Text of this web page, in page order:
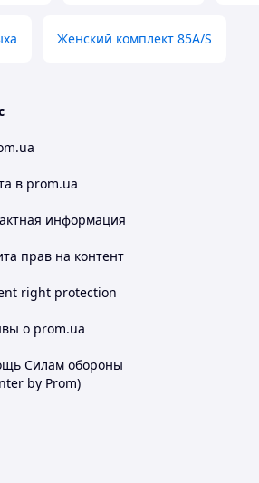
Женский комплект 85A/S
в prom.ua
информация
прав на контент
right protection
о prom.ua
Силам обороны
by Prom)